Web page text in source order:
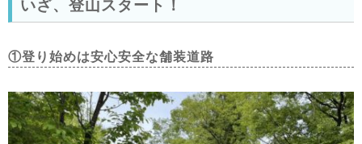
いざ、登山スタート！
①登り始めは安心安全な舗装道路